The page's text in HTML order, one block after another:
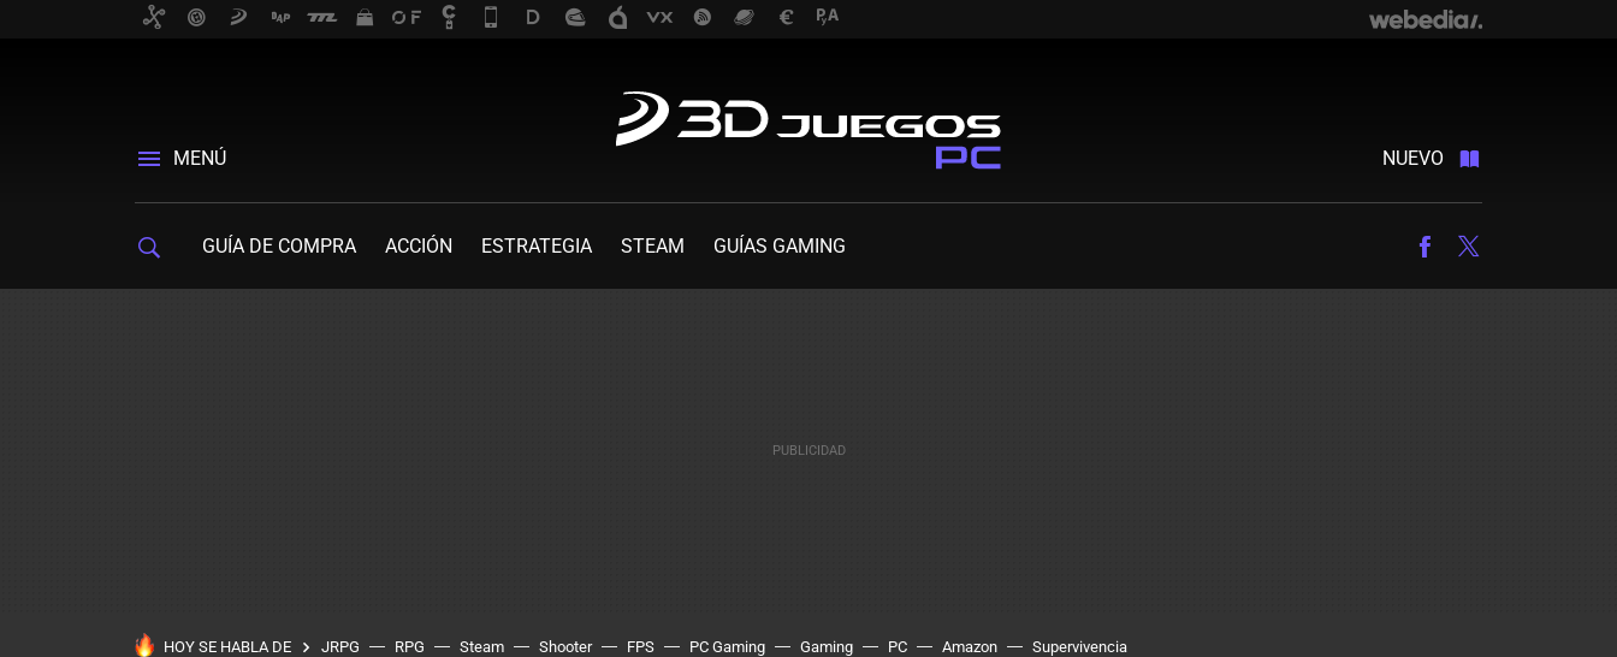
MENÚ NUEVO
GUÍA DE COMPRA ACCIÓN ESTRATEGIA STEAM GUÍAS GAMING Facebook
HOY SE HABLA DE JRPG RPG Steam Shooter FPS PC Gaming Gaming PC Amazon Supervivencia